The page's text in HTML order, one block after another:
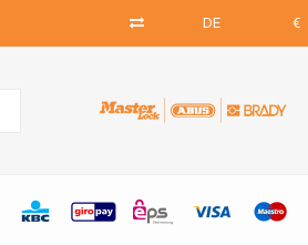
DE €